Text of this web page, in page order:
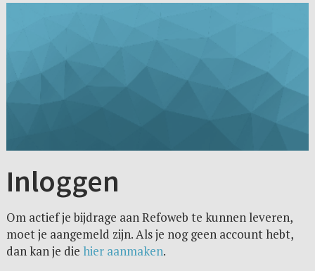
Inloggen
Om actief je bijdrage aan Refoweb te kunnen leveren,
moet je aangemeld zijn. Als je nog geen account hebt,
dan kan je die hier aanmaken.